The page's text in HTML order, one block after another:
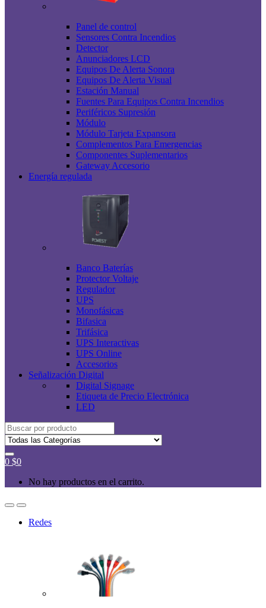
Panel de control
Sensores Contra Incendios
Detector
Anunciadores LCD
Equipos De Alerta Sonora
Equipos De Alerta Visual
Estación Manual
Fuentes Para Equipos Contra Incendios
Periféricos Supresión
Módulo
Módulo Tarjeta Expansora
Complementos Para Emergencias
Componentes Suplementarios
Gateway Accesorio
Energía regulada
Banco Baterías
Protector Voltaje
Regulador
UPS
Monofásicas
Bifasica
Trifásica
UPS Interactivas
UPS Online
Accesorios
Señalización Digital
Digital Signage
Etiqueta de Precio Electrónica
LED
Buscar
por:
0 $0
No hay productos en el carrito.
Redes